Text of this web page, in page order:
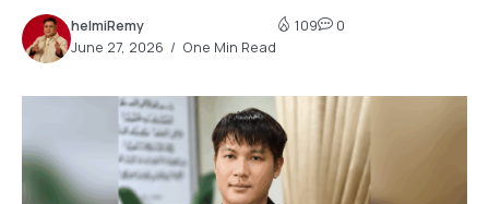
helmiRemy
June 27, 2026
One Min Read
109 0